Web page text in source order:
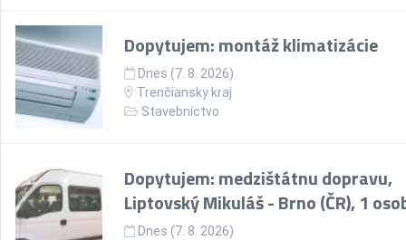
Dopytujem: montáž klimatizácie
Dnes (7. 8. 2026)
Trenčiansky kraj
Stavebníctvo
Dopytujem: medzištátnu dopravu,
Liptovský Mikuláš - Brno (ČR), 1
Dnes (7. 8. 2026)